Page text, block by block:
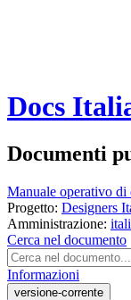
Docs
Documenti
Manuale operativo di
Progetto: Designers
Amministrazione:
Cerca nel documento
Informazioni
versione-corrente